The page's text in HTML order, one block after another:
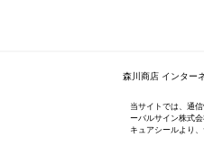
森川商店 インター
当サイトでは、通
ーバルサイン株式
キュアシールより